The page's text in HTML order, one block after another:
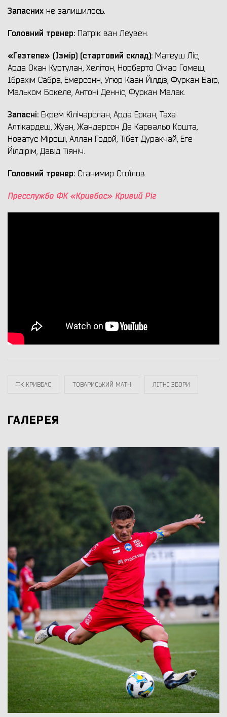
Запасних не залишилось.
Головний тренер: Патрік ван Леувен.
«Гезтепе» (Ізмір) (стартовий склад): Матеуш Ліс,
Арда Окан Куртулан, Хелітон, Норберто Сімао Гомеш,
Ібрахім Сабра, Емерсонн, Угюр Каан Йілдіз, Фуркан Баїр,
Мальком Бокеле, Антоні Денніс, Фуркан Малак.
Запасні: Екрем Кілічарслан, Арда Еркан, Таха
Алтікардеш, Жуан, Жандерсон Де Карвальо Кошта,
Новатус Міроші, Аллан Годой, Тібет Дуракчай, Еге
Йілдірім, Давід Тіяніч.
Головний тренер: Станимир Стоїлов.
Пресслужба ФК «Кривбас» Кривий Ріг
ФК КРИВБАС ТОВАРИСЬКИЙ МАТЧ ЛІТНІ ЗБОРИ
ГАЛЕРЕЯ